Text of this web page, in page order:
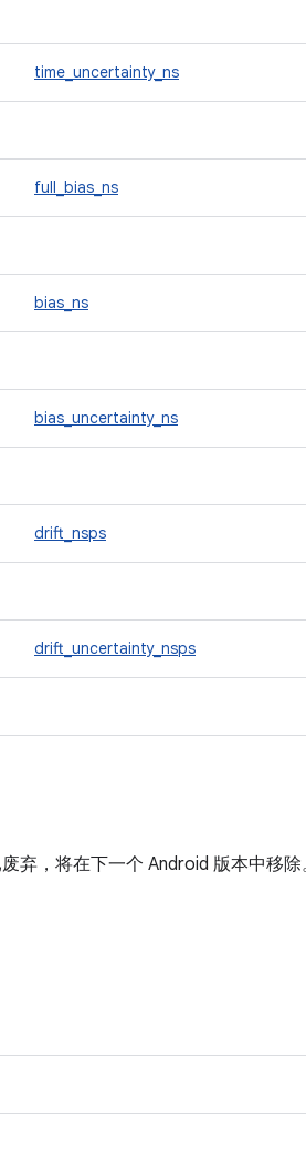
time_uncertainty_ns
full_bias_ns
bias_ns
bias_uncertainty_ns
drift_nsps
drift_uncertainty_nsps
弃，将在下一个 Android 版本中移